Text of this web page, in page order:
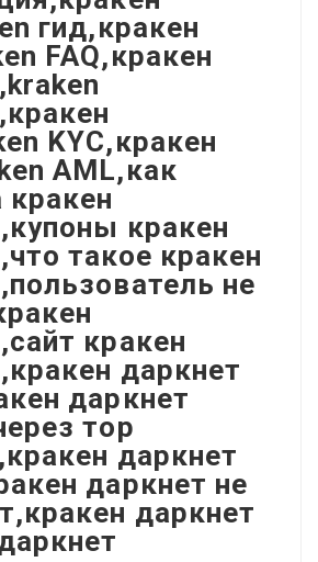
гид,кракен
FAQ,кракен
KYC,кракен
AML,как
кракен
кракен
такое кракен
не
кракен
даркнет
даркнет
тор
даркнет
даркнет не
даркнет